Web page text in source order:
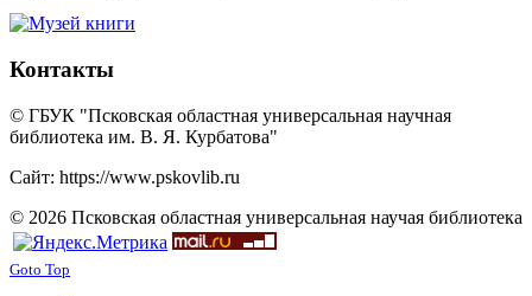
Контакты
© ГБУК "Псковская областная универсальная научная
библиотека им. В. Я. Курбатова"
Сайт: https://www.pskovlib.ru
© 2026 Псковская областная универсальная научая библиотека
Goto Top